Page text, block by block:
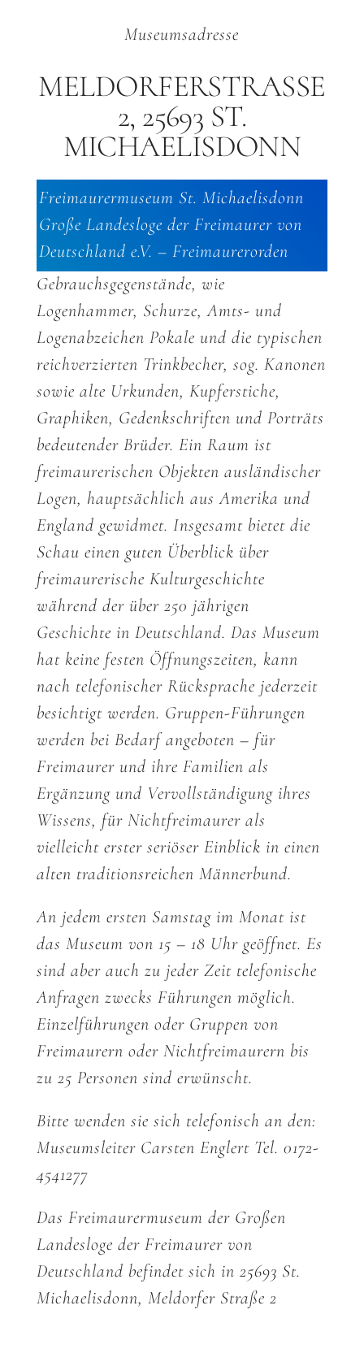
Museumsadresse
MELDORFERSTRASSE
2, 25693 ST.
MICHAELISDONN
Freimaurermuseum St. Michaelisdonn
Große Landesloge der Freimaurer von
Deutschland e.V. – Freimaurerorden
Gebrauchsgegenstände, wie
Logenhammer, Schurze, Amts- und
Logenabzeichen Pokale und die typischen
reichverzierten Trinkbecher, sog. Kanonen
sowie alte Urkunden, Kupferstiche,
Graphiken, Gedenkschriften und Porträts
bedeutender Brüder. Ein Raum ist
freimaurerischen Objekten ausländischer
Logen, hauptsächlich aus Amerika und
England gewidmet. Insgesamt bietet die
Schau einen guten Überblick über
freimaurerische Kulturgeschichte
während der über 250 jährigen
Geschichte in Deutschland. Das Museum
hat keine festen Öffnungszeiten, kann
nach telefonischer Rücksprache jederzeit
besichtigt werden. Gruppen-Führungen
werden bei Bedarf angeboten – für
Freimaurer und ihre Familien als
Ergänzung und Vervollständigung ihres
Wissens, für Nichtfreimaurer als
vielleicht erster seriöser Einblick in einen
alten traditionsreichen Männerbund.
An jedem ersten Samstag im Monat ist
das Museum von 15 – 18 Uhr geöffnet. Es
sind aber auch zu jeder Zeit telefonische
Anfragen zwecks Führungen möglich.
Einzelführungen oder Gruppen von
Freimaurern oder Nichtfreimaurern bis
zu 25 Personen sind erwünscht.
Bitte wenden sie sich telefonisch an den:
Museumsleiter Carsten Englert Tel. 0172-
4541277
Das Freimaurermuseum der Großen
Landesloge der Freimaurer von
Deutschland befindet sich in 25693 St.
Michaelisdonn, Meldorfer Straße 2